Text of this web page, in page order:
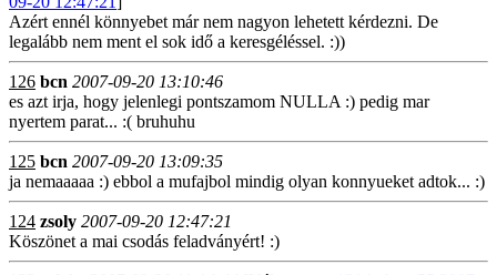
Azért ennél könnyebet már nem nagyon lehetett kérdezni. De
legalább nem ment el sok idő a keresgéléssel. :))
126 bcn 2007-09-20 13:10:46
es azt irja, hogy jelenlegi pontszamom NULLA :) pedig mar
nyertem parat... :( bruhuhu
125 bcn 2007-09-20 13:09:35
ja nemaaaaa :) ebbol a mufajbol mindig olyan konnyueket adtok... :)
124 zsoly 2007-09-20 12:47:21
Köszönet a mai csodás feladványért! :)